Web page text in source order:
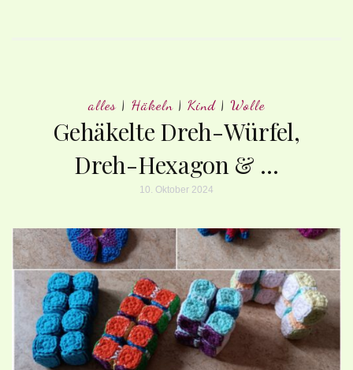
alles | Häkeln | Kind | Wolle
Gehäkelte Dreh-Würfel,
Dreh-Hexagon & …
10. Oktober 2024